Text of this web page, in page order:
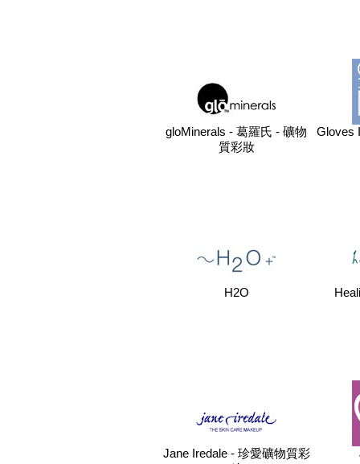
gloMinerals - 葛羅氏 - 礦物
質彩妝
Gloves
H2O
Jane Iredale - 珍愛礦物質彩